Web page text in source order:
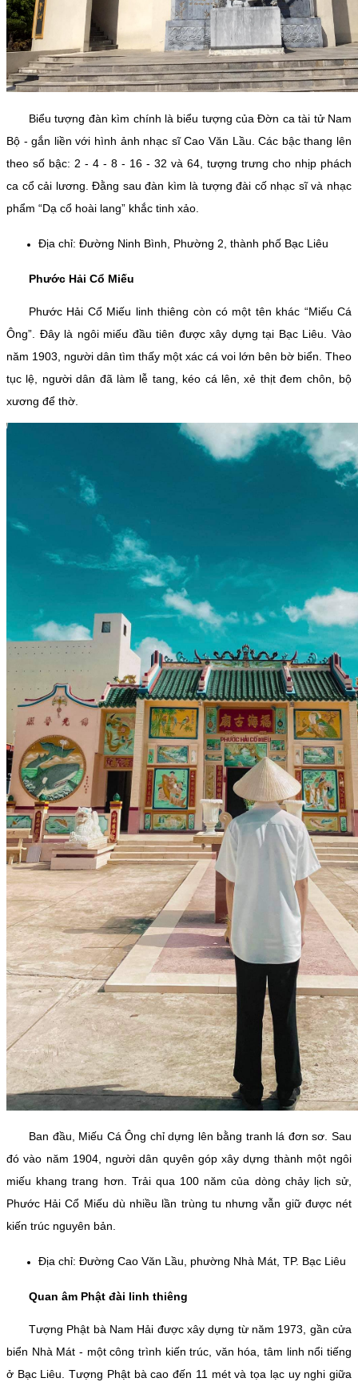
Biểu tượng đàn kìm chính là biểu tượng của Đờn ca tài tử Nam
Bộ - gắn liền với hình ảnh nhạc sĩ Cao Văn Lầu. Các bậc thang lên
theo số bậc: 2 - 4 - 8 - 16 - 32 và 64, tượng trưng cho nhịp phách
ca cổ cải lương. Đằng sau đàn kìm là tượng đài cố nhạc sĩ và nhạc
phẩm “Dạ cổ hoài lang” khắc tinh xảo.
Địa chỉ: Đường Ninh Bình, Phường 2, thành phố Bạc Liêu
Phước Hải Cổ Miếu
Phước Hải Cổ Miếu linh thiêng còn có một tên khác “Miếu Cá
Ông”. Đây là ngôi miếu đầu tiên được xây dựng tại Bạc Liêu. Vào
năm 1903, người dân tìm thấy một xác cá voi lớn bên bờ biển. Theo
tục lệ, người dân đã làm lễ tang, kéo cá lên, xẻ thịt đem chôn, bộ
xương để thờ.
Ban đầu, Miếu Cá Ông chỉ dựng lên bằng tranh lá đơn sơ. Sau
đó vào năm 1904, người dân quyên góp xây dựng thành một ngôi
miếu khang trang hơn. Trải qua 100 năm của dòng chảy lịch sử,
Phước Hải Cổ Miếu dù nhiều lần trùng tu nhưng vẫn giữ được nét
kiến trúc nguyên bản.
Địa chỉ: Đường Cao Văn Lầu, phường Nhà Mát, TP. Bạc Liêu
Quan âm Phật đài linh thiêng
Tượng Phật bà Nam Hải được xây dựng từ năm 1973, gần cửa
biển Nhà Mát - một công trình kiến trúc, văn hóa, tâm linh nổi tiếng
ở Bạc Liêu. Tượng Phật bà cao đến 11 mét và tọa lạc uy nghi giữa